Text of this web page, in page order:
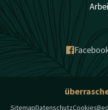
SitemapDatenschutzCookies